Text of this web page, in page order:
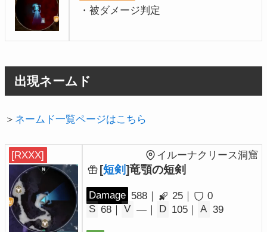
・被ダメージ判定
出現ネームド
＞ ネームド一覧ページはこちら
[RXXX] イルーナクリース洞窟
[短剣]竜顎の短剣
Damage 588｜ 25｜
0
S 68｜ V ―｜ D 105｜ A 39